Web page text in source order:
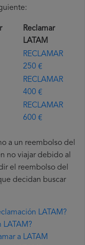
Reclamar
LATAM
RECLAMAR
250 €
RECLAMAR
400 €
RECLAMAR
600 €
a un reembolso del
no viajar debido al
el reembolso del
decidan buscar
LATAM?
LATAM?
a LATAM